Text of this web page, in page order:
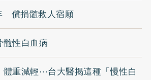
償捐髓救人宿願
性白血病
體重減輕⋯台大醫揭這種「慢性白